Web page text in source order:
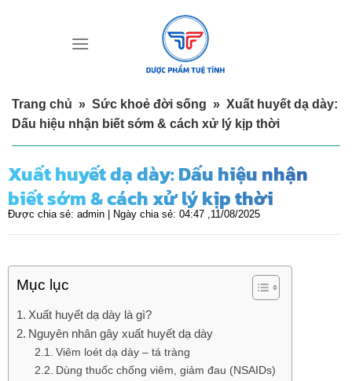
Trang chủ » Sức khoẻ đời sống » Xuất huyết dạ dày:
Dấu hiệu nhận biết sớm & cách xử lý kịp thời
Xuất huyết dạ dày: Dấu hiệu nhận
biết sớm & cách xử lý kịp thời
Được chia sẻ: admin | Ngày chia sẻ: 04:47 ,11/08/2025
Mục lục
Xuất huyết dạ dày là gì?
Nguyên nhân gây xuất huyết dạ dày
Viêm loét dạ dày – tá tràng
Dùng thuốc chống viêm, giảm đau (NSAIDs)